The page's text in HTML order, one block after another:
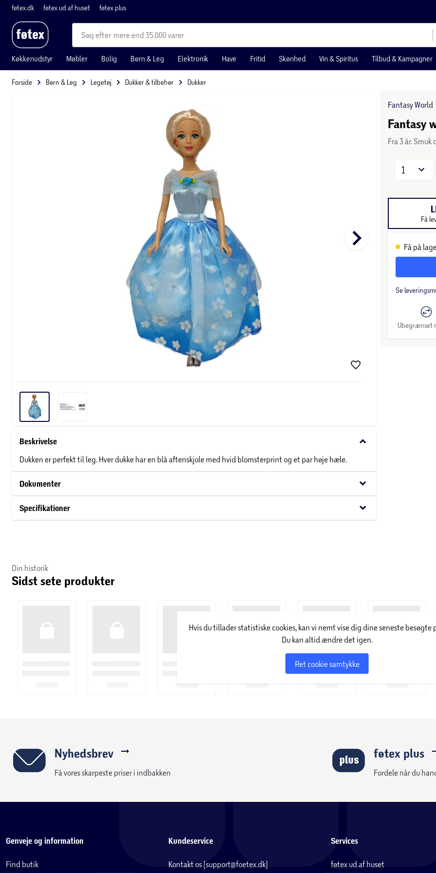
føtex.dk føtex ud af huset føtex plus
mere end 35.000 varer
Køkkenudstyr Møbler Bolig Børn & Leg Elektronik Have Fritid Skønhed Vin & Spiritus Tilbud & Kampagner
Forside Børn & Leg Legetøj Dukker & tilbehør Dukker
keyboard_arrow_right
Beskrivelse keyboard_arrow_down
Dukken er perfekt til leg. Hver dukke har en blå aftenskjole med hvid blomsterprint og et par høje hæle.
Dokumenter keyboard_arrow_down
Specifikationer keyboard_arrow_down
Fantasy World
Fantasy
Fra 3 år.
1
Få
Få på
Se
Ubegrænset
Din historik
Sidst sete produkter
Hvis du tillader statistiske cookies, kan vi nemt vise dig dine seneste besøgte
Du kan altid ændre det igen.
Ret cookie samtykke
Nyhedsbrev
Få vores skarpeste priser i indbakken
føtex plus
Fordele når du
Genveje og information
Find butik
Kundeservice
Kontakt os (support@foetex.dk)
Services
føtex ud af huset